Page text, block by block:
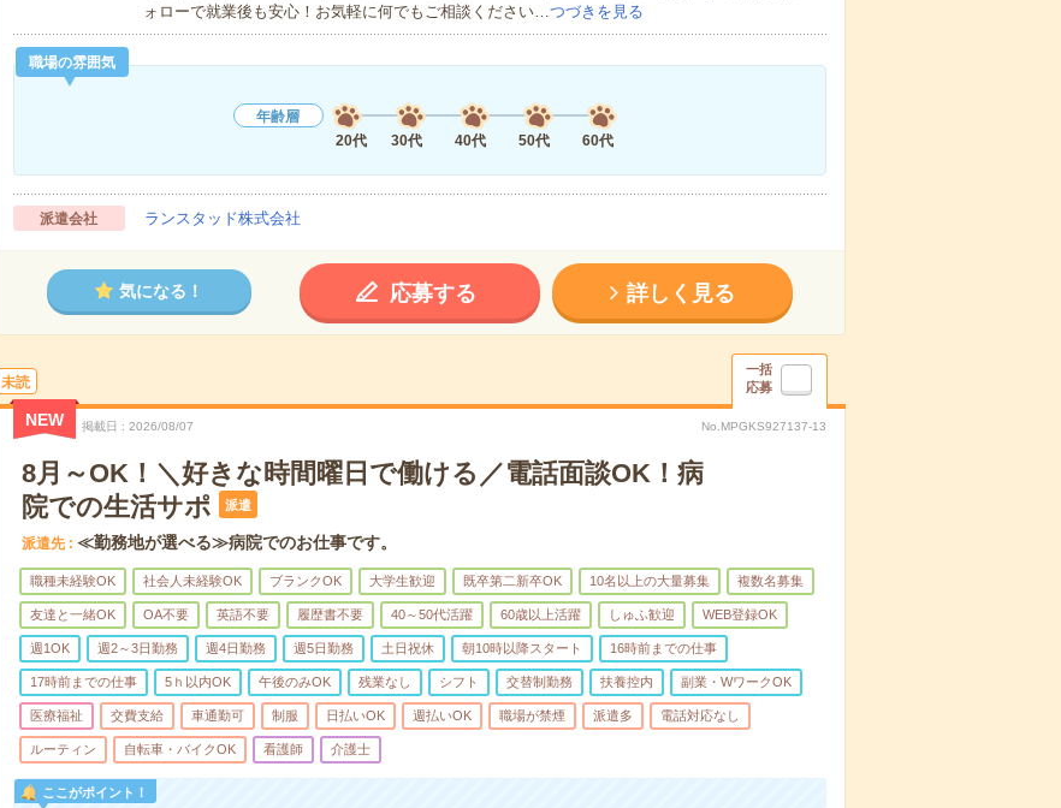
ォローで就業後も安心！お気軽に何でもご相談ください…つづきを見る
職場の雰囲気
年齢層
20代
30代 40代 50代 60代
派遣会社 ランスタッド株式会社
気になる！ 応募する 詳しく見る
未読
一括
応募
NEW 掲載日 2026/08/07 No.MPGKS927137-13
8月～OK！＼好きな時間曜日で働ける／電話面談OK！病
院での生活サポ
派遣
派遣先 ≪勤務地が選べる≫病院でのお仕事です。
職種未経験OK 社会人未経験OK ブランクOK 大学生歓迎 既卒第二新卒OK 10名以上の大量募集 複数名募集
友達と一緒OK OA不要 英語不要 履歴書不要 40～50代活躍 60歳以上活躍 しゅふ歓迎 WEB登録OK
週1OK 週2～3日勤務 週4日勤務 週5日勤務 土日祝休 朝10時以降スタート 16時前までの仕事
17時前までの仕事 5ｈ以内OK 午後のみOK 残業なし シフト 交替制勤務 扶養控内 副業・WワークOK
医療福祉 交費支給 車通勤可 制服 日払いOK 週払いOK 職場が禁煙 派遣多 電話対応なし
ルーティン 自転車・バイクOK 看護師 介護士
ここがポイント！